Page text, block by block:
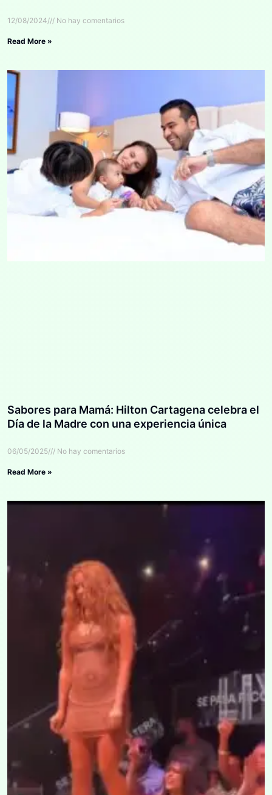
12/08/2024 No hay comentarios
Read More »
Sabores para Mamá: Hilton Cartagena celebra el
Día de la Madre con una experiencia única
06/05/2025 No hay comentarios
Read More »